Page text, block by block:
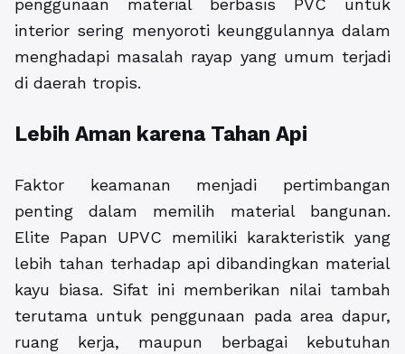
penggunaan material berbasis PVC untuk
interior sering menyoroti keunggulannya dalam
menghadapi masalah rayap yang umum terjadi
di daerah tropis.
Lebih Aman karena Tahan Api
Faktor keamanan menjadi pertimbangan
penting dalam memilih material bangunan.
Elite Papan UPVC memiliki karakteristik yang
lebih tahan terhadap api dibandingkan material
kayu biasa. Sifat ini memberikan nilai tambah
terutama untuk penggunaan pada area dapur,
ruang kerja, maupun berbagai kebutuhan